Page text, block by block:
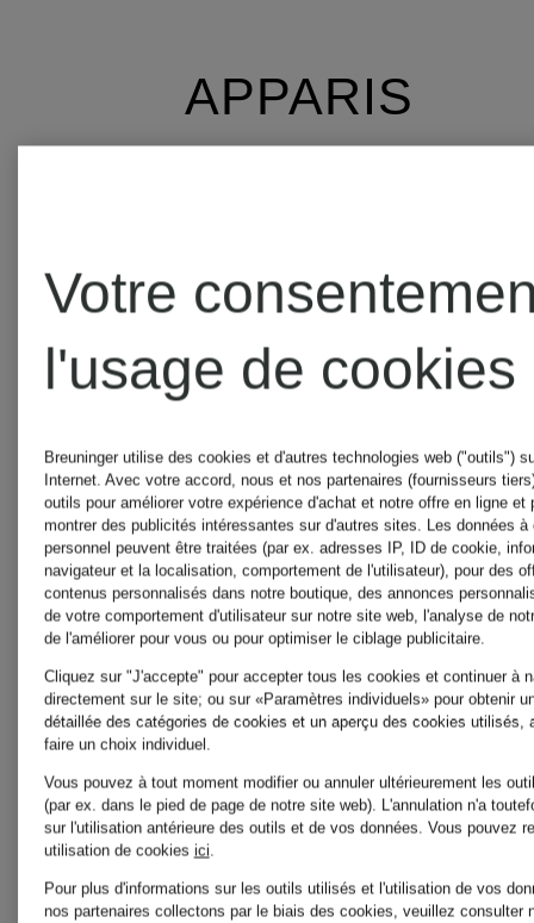
APPARIS
AQUAZZURA
AQUAZZURA
CASA
ARAKII
arche
ARC'TERYX
Votre
l'usage de cookies
Breuninger utilise des cookies et d'autres technologies web ("outils")
Internet. Avec votre accord, nous et nos partenaires (fournisseurs
outils pour améliorer votre expérience d'achat et notre offre en ligne et
montrer des publicités intéressantes sur d'autres sites. Les données à
personnel peuvent être traitées (par ex. adresses IP, ID de cookie,
navigateur et la localisation, comportement de l'utilisateur), pour des
contenus personnalisés dans notre boutique, des annonces
de votre comportement d'utilisateur sur notre site web, l'analyse de
de l'améliorer pour vous ou pour optimiser le ciblage publicitaire.
Cliquez sur "J'accepte" pour accepter tous les cookies et continuer à
directement sur le site; ou sur «Paramètres individuels» pour obtenir
détaillée des catégories de cookies et un aperçu des cookies utilisés,
faire un choix individuel.
Vous pouvez à tout moment modifier ou annuler ultérieurement les
(par ex. dans le pied de page de notre site web). L'annulation n'a
sur l'utilisation antérieure des outils et de vos données. Vous pouvez
utilisation de cookies ici.
Pour plus d'informations sur les outils utilisés et l'utilisation de vos
nos partenaires collectons par le biais des cookies, veuillez consulter